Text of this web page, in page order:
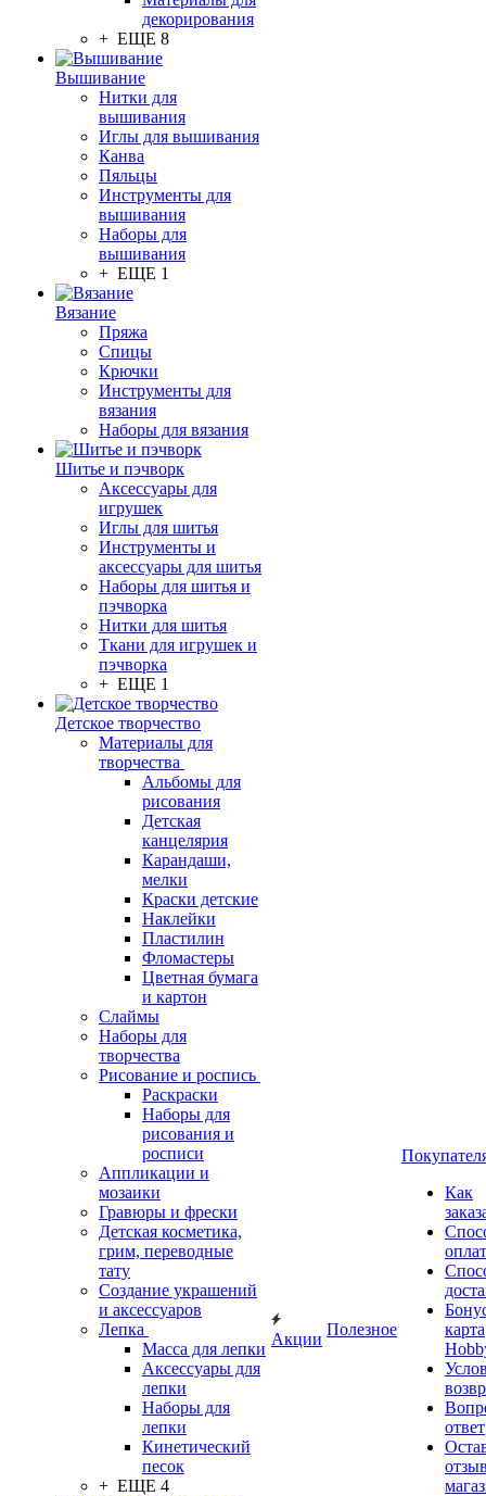
декорирования
+ ЕЩЕ 8
Вышивание
Нитки для
вышивания
Иглы для вышивания
Канва
Пяльцы
Инструменты для
вышивания
Наборы для
вышивания
+ ЕЩЕ 1
Вязание
Пряжа
Спицы
Крючки
Инструменты для
вязания
Наборы для вязания
Шитье и пэчворк
Аксессуары для
игрушек
Иглы для шитья
Инструменты и
аксессуары для шитья
Наборы для шитья и
пэчворка
Нитки для шитья
Ткани для игрушек и
пэчворка
+ ЕЩЕ 1
Детское творчество
Материалы для
творчества
Альбомы для
рисования
Детская
канцелярия
Карандаши,
мелки
Краски детские
Наклейки
Пластилин
Фломастеры
Цветная бумага
и картон
Слаймы
Наборы для
творчества
Рисование и роспись
Раскраски
Наборы для
рисования и
росписи
Аппликации и
мозаики
Гравюры и фрески
Детская косметика,
грим, переводные
тату
Создание украшений
и аксессуаров
Лепка
Масса для лепки
Аксессуары для
лепки
Наборы для
лепки
Кинетический
песок
+ ЕЩЕ 4
Акции
Полезное
Как
карта
ответ